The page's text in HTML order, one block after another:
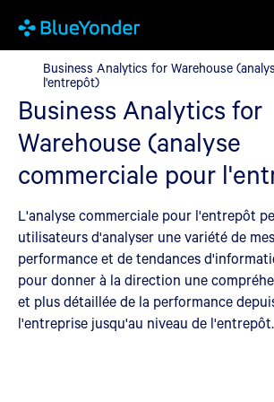
Business Analytics for Warehouse
Business Analytics for Warehouse
l'entrepôt)
Business Analytics for
Warehouse (analyse
commerciale pour
L'analyse commerciale pour l'entrepôt
utilisateurs d'analyser une variété de
performance et de tendances
pour donner à la direction une
et plus détaillée de la performance
l'entreprise jusqu'au niveau de l'entrepôt.